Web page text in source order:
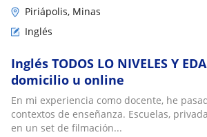
Piriápolis, Minas
Inglés
Inglés TODOS LO NIVELES Y
domicilio u online
En mi experiencia como docente, he
contextos de enseñanza. Escuelas,
en un set de filmación...